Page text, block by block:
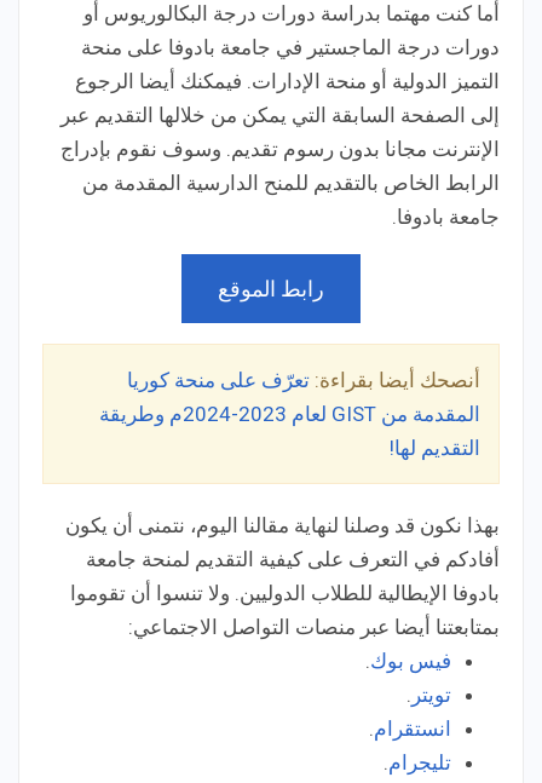
أما كنت مهتما بدراسة دورات درجة البكالوريوس أو
دورات درجة الماجستير في جامعة بادوفا على منحة
التميز الدولية أو منحة الإدارات. فيمكنك أيضا الرجوع
إلى الصفحة السابقة التي يمكن من خلالها التقديم عبر
الإنترنت مجانا بدون رسوم تقديم. وسوف نقوم بإدراج
الرابط الخاص بالتقديم للمنح الدارسية المقدمة من
جامعة بادوفا.
رابط الموقع
أنصحك أيضا بقراءة: تعرّف على منحة كوريا
المقدمة من GIST لعام 2023-2024م وطريقة
التقديم لها!
بهذا نكون قد وصلنا لنهاية مقالنا اليوم، نتمنى أن يكون
أفادكم في التعرف على كيفية التقديم لمنحة جامعة
بادوفا الإيطالية للطلاب الدوليين. ولا تنسوا أن تقوموا
بمتابعتنا أيضا عبر منصات التواصل الاجتماعي:
فيس بوك.
تويتر .
انستقرام.
تليجرام.